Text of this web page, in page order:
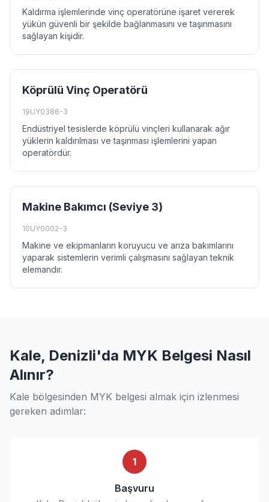
Kaldırma işlemlerinde vinç operatörüne işaret vererek
yükün güvenli bir şekilde bağlanmasını ve taşınmasını
sağlayan kişidir.
Köprülü Vinç Operatörü
19UY0386-3
Endüstriyel tesislerde köprülü vinçleri kullanarak ağır
yüklerin kaldırılması ve taşınması işlemlerini yapan
operatördür.
Makine Bakımcı (Seviye 3)
10UY0002-3
Makine ve ekipmanların koruyucu ve arıza bakımlarını
yaparak sistemlerin verimli çalışmasını sağlayan teknik
elemandır.
Kale, Denizli'da MYK Belgesi Nasıl
Alınır?
Kale bölgesinden MYK belgesi almak için izlenmesi
gereken adımlar:
1
Başvuru